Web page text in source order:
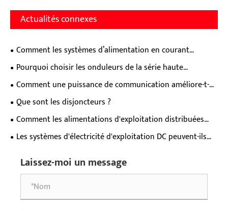
Actualités connexes
Comment les systèmes d’alimentation en courant
continu prennent-ils en charge une distribution d’énergie
industrielle stable ?
Pourquoi choisir les onduleurs de la série haute
fréquence pour une protection électrique de niveau
supérieur ?
Comment une puissance de communication améliore-t-
elle la fiabilité des réseaux modernes ?
Que sont les disjoncteurs ?
Comment les alimentations d'exploitation distribuées
traitent-elles les points de douleur à l'alimentation
électrique de l'équipement décentralisé dans les champs
clés?
Les systèmes d'électricité d'exploitation DC peuvent-ils
Laissez-moi un message